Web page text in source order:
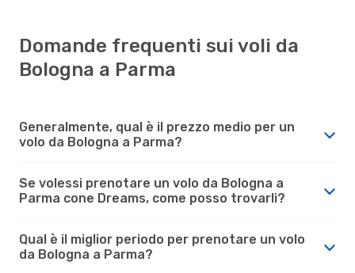
Domande frequenti sui voli da
Bologna a Parma
Generalmente, qual è il prezzo medio per un
volo da Bologna a Parma?
Se volessi prenotare un volo da Bologna a
Parma cone Dreams, come posso trovarli?
Qual è il miglior periodo per prenotare un volo
da Bologna a Parma?